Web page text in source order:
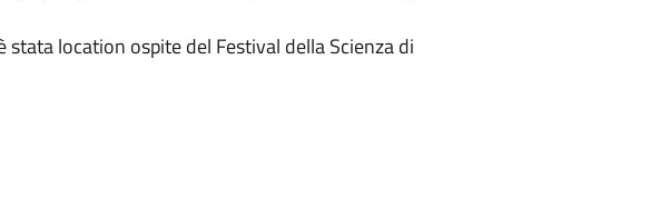
stata location ospite del Festival della Scienza di